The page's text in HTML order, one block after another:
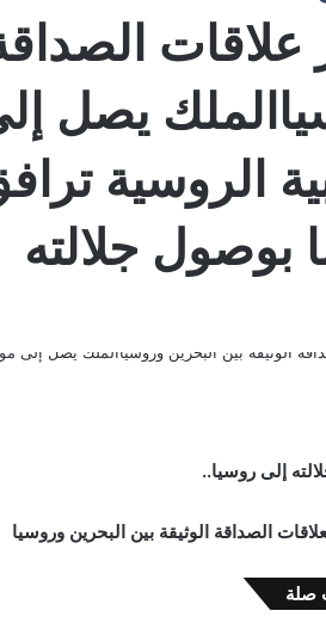
علاقات
يصل
الروسية
بوصول جلالته
إلى روسيا..
الصداقة الوثيقة بين البحرين وروسيا
صلة